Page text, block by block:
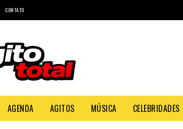
CONTATO
AGENDA AGITOS MÚSICA CELEBRIDADES